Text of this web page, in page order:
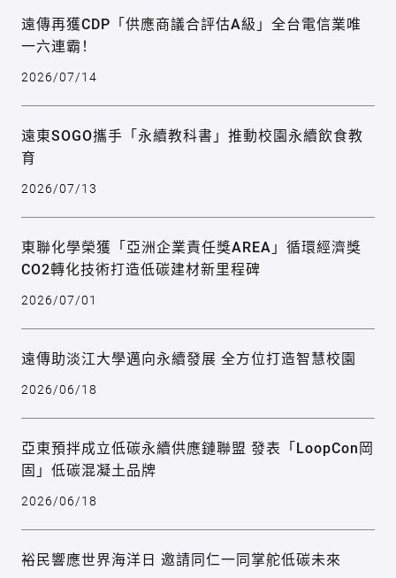
遠傳再獲CDP「供應商議合評估A級」全台電信業唯
一六連霸！
2026/07/14
遠東SOGO攜手「永續教科書」推動校園永續飲食教
育
2026/07/13
東聯化學榮獲「亞洲企業責任獎AREA」循環經濟獎
CO2轉化技術打造低碳建材新里程碑
2026/07/01
遠傳助淡江大學邁向永續發展 全方位打造智慧校園
2026/06/18
亞東預拌成立低碳永續供應鏈聯盟 發表「LoopCon岡
固」低碳混凝土品牌
2026/06/18
裕民響應世界海洋日 邀請同仁一同掌舵低碳未來